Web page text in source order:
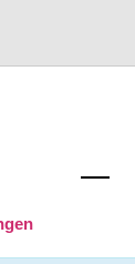
Kurse
Termine